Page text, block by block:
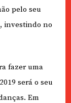
pelo seu
investindo no
fazer uma
será o seu
Em